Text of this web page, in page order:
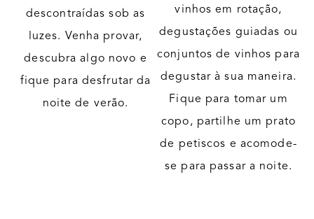
descontraídas sob as
luzes. Venha provar,
descubra algo novo e
fique para desfrutar da
noite de verão.
vinhos em rotação,
degustações guiadas ou
conjuntos de vinhos para
degustar à sua maneira.
Fique para tomar um
copo, partilhe um prato
de petiscos e acomode-
se para passar a noite.